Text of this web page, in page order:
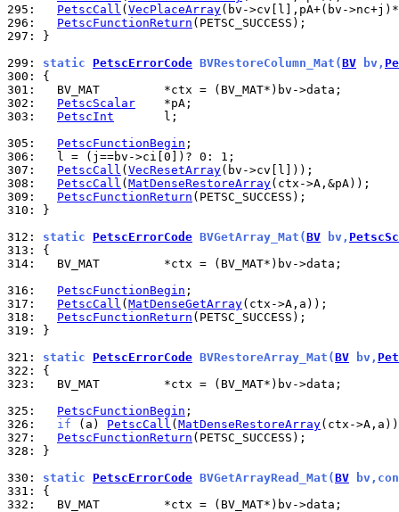
295:
PetscCall ( VecPlaceArray
296:
PetscFunctionReturn
297:
}
299: static PetscErrorCode BVRestoreColumn_Mat(BV bv,
300:
301:
302:
PetscScalar
303:
PetscInt
       l;
305:
PetscFunctionBegin
306:
307:
PetscCall ( VecResetArray
308:
PetscCall ( MatDenseRestoreArray
309:
PetscFunctionReturn
310:
}
312: static PetscErrorCode BVGetArray_Mat(BV bv,
313:
314:
  BV_MAT         *ctx = (BV_MAT*)bv->data;
316:
PetscFunctionBegin
317:
PetscCall ( MatDenseGetArray
318:
PetscFunctionReturn
319:
}
321: static PetscErrorCode BVRestoreArray_Mat(BV bv,
322:
323:
  BV_MAT         *ctx = (BV_MAT*)bv->data;
325:
PetscFunctionBegin
326:
if (a) PetscCall ( MatDenseRestoreArray
327:
PetscFunctionReturn
328:
}
330: static PetscErrorCode BVGetArrayRead_Mat(BV
331:
332:
  BV_MAT         *ctx = (BV_MAT*)bv->data;